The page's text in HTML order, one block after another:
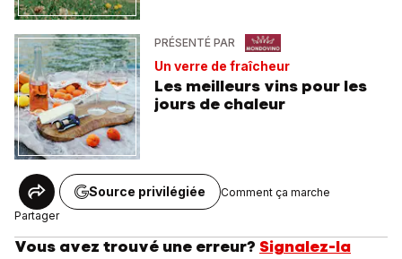
PRÉSENTÉ PAR
Un verre de fraîcheur
Les meilleurs vins pour les
jours de chaleur
Partager
Source privilégiée Comment ça marche
Vous avez trouvé une erreur? Signalez-la